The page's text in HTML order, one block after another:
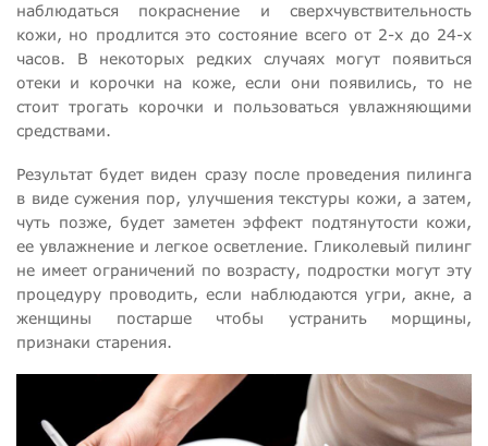
наблюдаться покраснение и сверхчувствительность
кожи, но продлится это состояние всего от 2-х до 24-х
часов. В некоторых редких случаях могут появиться
отеки и корочки на коже, если они появились, то не
стоит трогать корочки и пользоваться увлажняющими
средствами.
Результат будет виден сразу после проведения пилинга
в виде сужения пор, улучшения текстуры кожи, а затем,
чуть позже, будет заметен эффект подтянутости кожи,
ее увлажнение и легкое осветление. Гликолевый пилинг
не имеет ограничений по возрасту, подростки могут эту
процедуру проводить, если наблюдаются угри, акне, а
женщины постарше чтобы устранить морщины,
признаки старения.